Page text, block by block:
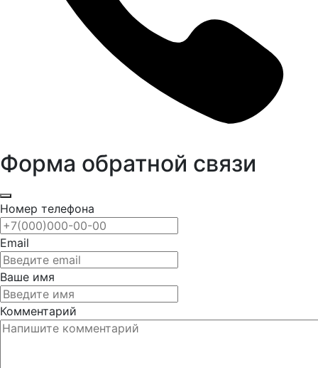
Форма обратной связи
Номер телефона
Email
Ваше имя
Комментарий